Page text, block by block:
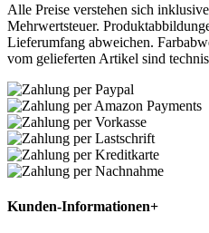
Alle Preise verstehen sich
Mehrwertsteuer.
Lieferumfang abweichen.
vom gelieferten Artikel sind
Kunden-Informationen+